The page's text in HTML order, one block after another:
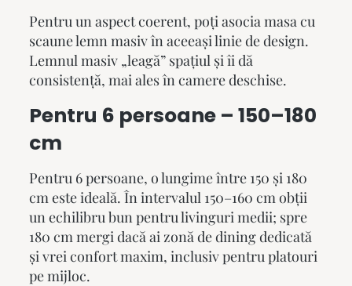
Pentru un aspect coerent, poți asocia masa cu
scaune lemn masivîn aceeași linie de design.
Lemnul masiv „leagă” spațiul și îi dă
consistență, mai ales în camere deschise.
Pentru 6 persoane – 150–180
cm
Pentru 6 persoane, o lungime între 150 și 180
cm este ideală. În intervalul 150–160 cm obții
un echilibru bun pentru livinguri medii; spre
180 cm mergi dacă ai zonă de dining dedicată
și vrei confort maxim, inclusiv pentru platouri
pe mijloc.